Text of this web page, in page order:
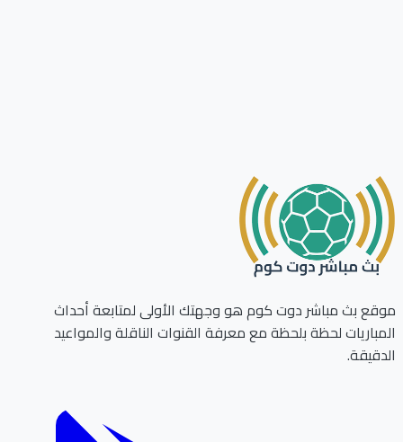
بث مباشر دوت كوم هو وجهتك الأولى لمتابعة أحداث
لحظة بلحظة مع معرفة القنوات الناقلة والمواعيد